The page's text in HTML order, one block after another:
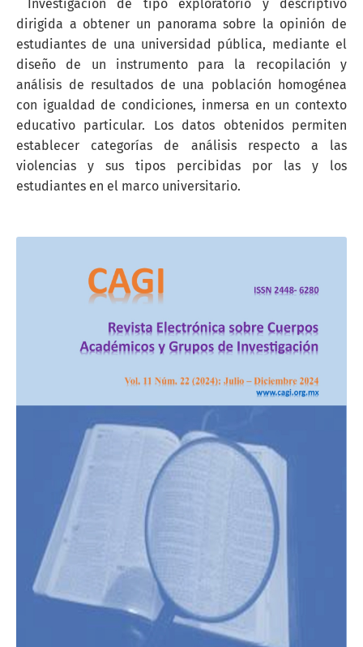
Investigación de tipo exploratorio y descriptivo
dirigida a obtener un panorama sobre la opinión de
estudiantes de una universidad pública, mediante el
diseño de un instrumento para la recopilación y
análisis de resultados de una población homogénea
con igualdad de condiciones, inmersa en un contexto
educativo particular. Los datos obtenidos permiten
establecer categorías de análisis respecto a las
violencias y sus tipos percibidas por las y los
estudiantes en el marco universitario.